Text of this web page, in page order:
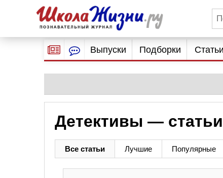
Выпуски Подборки Статьи
Детективы —
Все статьи Лучшие Популярные